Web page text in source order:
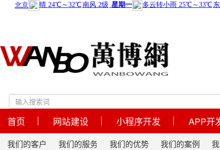
首页 网站建设 小程序开发 APP开
我们的客户 我们的服务 我们的优势 我们的案例